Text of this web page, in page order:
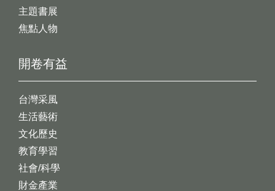
開卷有益
台灣采風
生活藝術
文化歷史
教育學習
社會/科學
財金產業
主題書展
焦點人物